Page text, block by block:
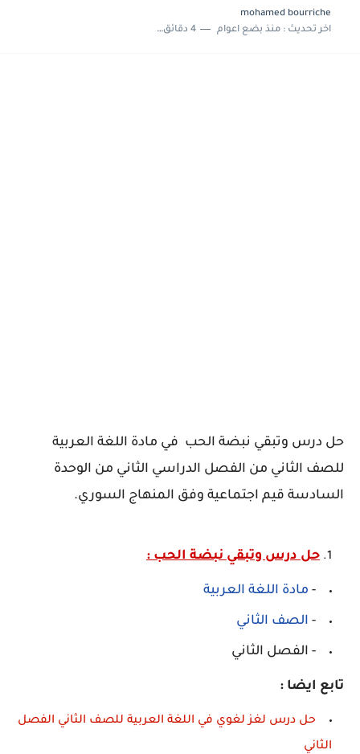
mohamed bourriche
اخر تحديث :منذ بضع اعوام 4 دقائق للقراءة
حل درس وتبقي نبضة الحب في مادة اللغة العربية
للصف الثاني من الفصل الدراسي الثاني من الوحدة
السادسة قيم اجتماعية وفق المنهاج السوري.
حل درس وتبقي نبضة الحب :
- مادة اللغة العربية
- الصف الثاني
- الفصل الثاني
تابع ايضا :
حل درس لغز لغوي في اللغة العربية للصف الثاني الفصل
الثاني